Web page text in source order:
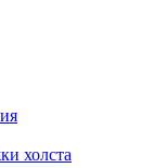
холста